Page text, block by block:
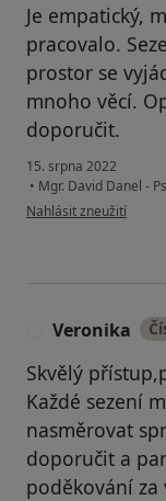
Je empatický,
pracovalo.
prostor se
mnoho věcí.
doporučit.
15. srpna 2022
• Mgr. David Danel -
podle názoru uživatele
Nahlásit zneužití
Veronika
Skvělý
Každé sezení
nasměrovat
doporučit a
poděkování za